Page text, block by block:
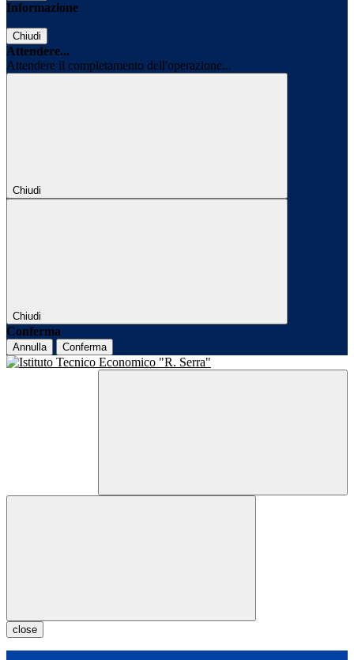
Informazione
Chiudi
Attendere...
Attendere il completamento dell'operazione...
Chiudi
Chiudi
Conferma
Annulla Conferma
close